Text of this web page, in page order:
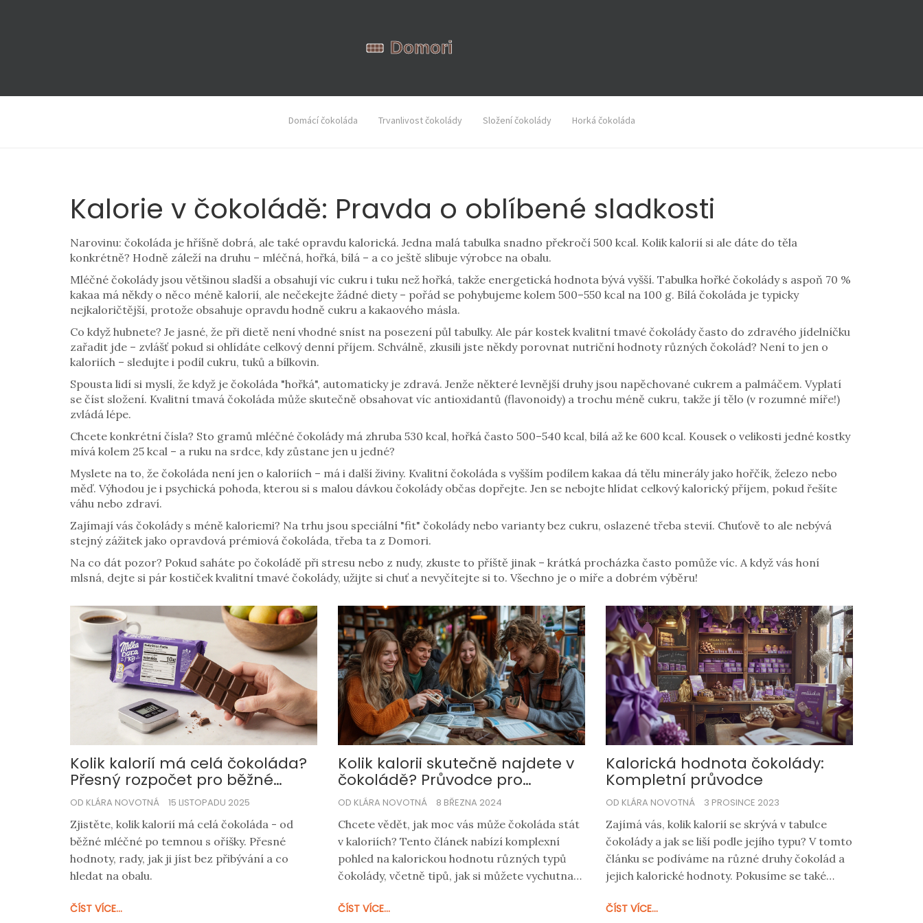
Domácí čokoláda Trvanlivost čokolády Složení čokolády Horká čokoláda
Kalorie v čokoládě: Pravda o oblíbené sladkosti
Narovinu: čokoláda je hříšně dobrá, ale také opravdu kalorická. Jedna malá tabulka snadno překročí 500 kcal. Kolik kalorií si ale dáte do těla
konkrétně? Hodně záleží na druhu – mléčná, hořká, bílá – a co ještě slibuje výrobce na obalu.
Mléčné čokolády jsou většinou sladší a obsahují víc cukru i tuku než hořká, takže energetická hodnota bývá vyšší. Tabulka hořké čokolády s aspoň 70 %
kakaa má někdy o něco méně kalorií, ale nečekejte žádné diety – pořád se pohybujeme kolem 500–550 kcal na 100 g. Bílá čokoláda je typicky
nejkaloričtější, protože obsahuje opravdu hodně cukru a kakaového másla.
Co když hubnete? Je jasné, že při dietě není vhodné sníst na posezení půl tabulky. Ale pár kostek kvalitní tmavé čokolády často do zdravého jídelníčku
zařadit jde – zvlášť pokud si ohlídáte celkový denní příjem. Schválně, zkusili jste někdy porovnat nutriční hodnoty různých čokolád? Není to jen o
kaloriích – sledujte i podíl cukru, tuků a bílkovin.
Spousta lidí si myslí, že když je čokoláda "hořká", automaticky je zdravá. Jenže některé levnější druhy jsou napěchované cukrem a palmáčem. Vyplatí
se číst složení. Kvalitní tmavá čokoláda může skutečně obsahovat víc antioxidantů (flavonoidy) a trochu méně cukru, takže jí tělo (v rozumné míře!)
zvládá lépe.
Chcete konkrétní čísla? Sto gramů mléčné čokolády má zhruba 530 kcal, hořká často 500–540 kcal, bílá až ke 600 kcal. Kousek o velikosti jedné kostky
mívá kolem 25 kcal – a ruku na srdce, kdy zůstane jen u jedné?
Myslete na to, že čokoláda není jen o kaloriích – má i další živiny. Kvalitní čokoláda s vyšším podílem kakaa dá tělu minerály jako hořčík, železo nebo
měď. Výhodou je i psychická pohoda, kterou si s malou dávkou čokolády občas dopřejte. Jen se nebojte hlídat celkový kalorický příjem, pokud řešíte
váhu nebo zdraví.
Zajímají vás čokolády s méně kaloriemi? Na trhu jsou speciální "fit" čokolády nebo varianty bez cukru, oslazené třeba stevií. Chuťově to ale nebývá
stejný zážitek jako opravdová prémiová čokoláda, třeba ta z Domori.
Na co dát pozor? Pokud saháte po čokoládě při stresu nebo z nudy, zkuste to příště jinak – krátká procházka často pomůže víc. A když vás honí
mlsná, dejte si pár kostiček kvalitní tmavé čokolády, užijte si chuť a nevyčítejte si to. Všechno je o míře a dobrém výběru!
Kolik kalorií má celá čokoláda?
Přesný rozpočet pro běžné
balení
OD KLÁRA NOVOTNÁ 15 LISTOPADU 2025
Zjistěte, kolik kalorií má celá čokoláda - od
běžné mléčné po temnou s oříšky. Přesné
hodnoty, rady, jak ji jíst bez přibývání a co
hledat na obalu.
ČÍST VÍCE...
Kolik kalorii skutečně najdete v
čokoládě? Průvodce pro
milovníky sladkého
OD KLÁRA NOVOTNÁ 8 BŘEZNA 2024
Chcete vědět, jak moc vás může čokoláda stát
v kaloriích? Tento článek nabízí komplexní
pohled na kalorickou hodnotu různých typů
čokolády, včetně tipů, jak si můžete vychutnat
Prozkoumáme výhody a nevýhody spojené s
ČÍST VÍCE...
Kalorická hodnota čokolády:
Kompletní průvodce
OD KLÁRA NOVOTNÁ 3 PROSINCE 2023
Zajímá vás, kolik kalorií se skrývá v tabulce
čokolády a jak se liší podle jejího typu? V tomto
článku se podíváme na různé druhy čokolád a
jejich kalorické hodnoty. Pokusíme se také
čokolády a dáme vám tipy, jak si vychutnat
ČÍST VÍCE...